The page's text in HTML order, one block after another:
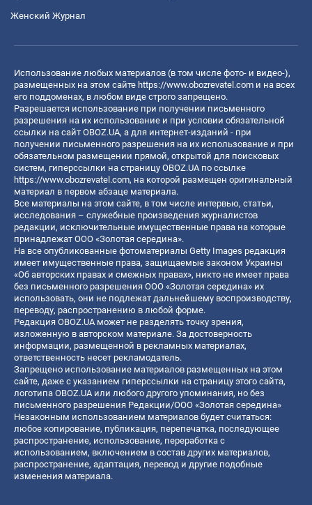
Женский Журнал
Использование любых материалов (в том числе фото- и видео-),
размещенных на этом сайте https://www.obozrevatel.com и на всех
его поддоменах, в любом виде строго запрещено.
Разрешается использование при получении письменного
разрешения на их использование и при условии обязательной
ссылки на сайт OBOZ.UA, а для интернет-изданий - при
получении письменного разрешения на их использование и при
обязательном размещении прямой, открытой для поисковых
систем, гиперссылки на страницу OBOZ.UA по ссылке
https://www.obozrevatel.com, на которой размещен оригинальный
материал в первом абзаце материала.
Все материалы на этом сайте, в том числе интервью, статьи,
исследования – служебные произведения журналистов
редакции, исключительные имущественные права на которые
принадлежат ООО «Золотая середина».
На все опубликованные фотоматериалы Getty Images редакция
имеет имущественные права, защищаемые законом Украины
«Об авторских правах и смежных правах», никто не имеет права
без письменного разрешения ООО «Золотая середина» их
использовать, они не подлежат дальнейшему воспроизводству,
переводу, распространению в любой форме.
Редакция OBOZ.UA может не разделять точку зрения,
изложенную в авторском материале. За достоверность
информации, размещенной в рекламных материалах,
ответственность несет рекламодатель.
Запрещено использование материалов размещенных на этом
сайте, даже с указанием гиперссылки на страницу этого сайта,
логотипа OBOZ.UA или любого другого упоминания, но без
письменного разрешения Редакции/ООО «Золотая середина»
Незаконным использованием материалов будет считаться:
любое копирование, публикация, перепечатка, последующее
распространение, использование, переработка с
использованием, включением в состав других материалов,
распространение, адаптация, перевод и другие подобные
изменения материала.